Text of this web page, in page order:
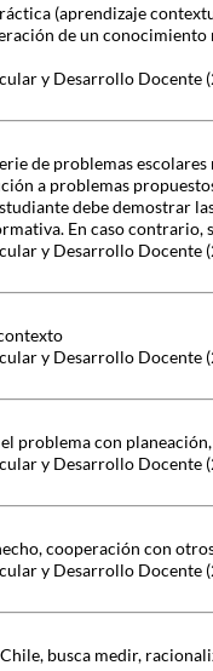
(aprendizaje
de un
y Desarrollo
de problemas
a problemas
debe demostrar
En caso
y Desarrollo
y Desarrollo
problema con
y Desarrollo
cooperación con
y Desarrollo
busca medir,